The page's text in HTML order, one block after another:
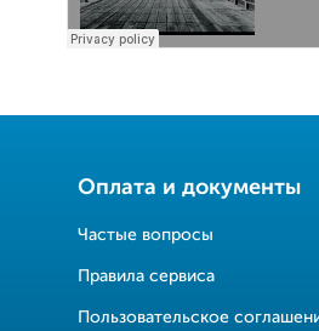
Оплата и документы
Частые вопросы
Правила сервиса
Пользовательское